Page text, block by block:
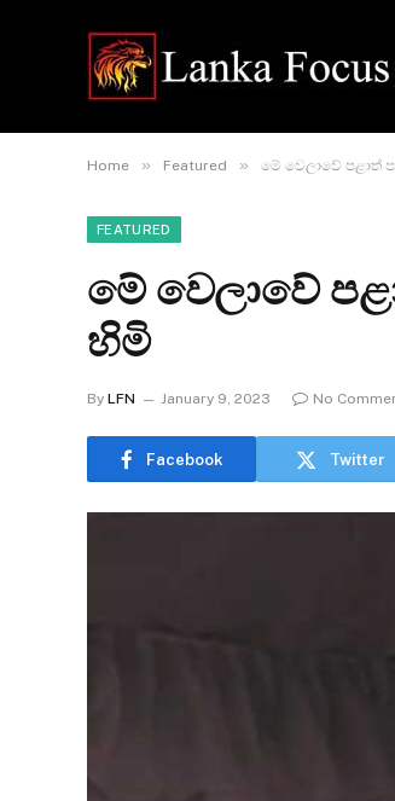
Home » Featured » මේ වෙලාවේ පළාත්
FEATURED
මේ වෙලාවේ
හිමි
By LFN January 9, 2023 No
Facebook Twitter